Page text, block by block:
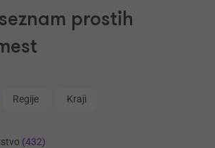
prostih
Regije Kraji
(432)